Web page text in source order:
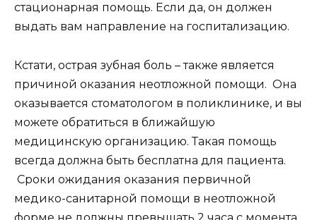
стационарная помощь. Если да, он должен
выдать вам направление на госпитализацию.
Кстати, острая зубная боль – также является
причиной оказания неотложной помощи. Она
оказывается стоматологом в поликлинике, и вы
можете обратиться в ближайшую
медицинскую организацию. Такая помощь
всегда должна быть бесплатна для пациента.
Сроки ожидания оказания первичной
медико-санитарной помощи в неотложной
форме не должны превышать 2 часа с момента